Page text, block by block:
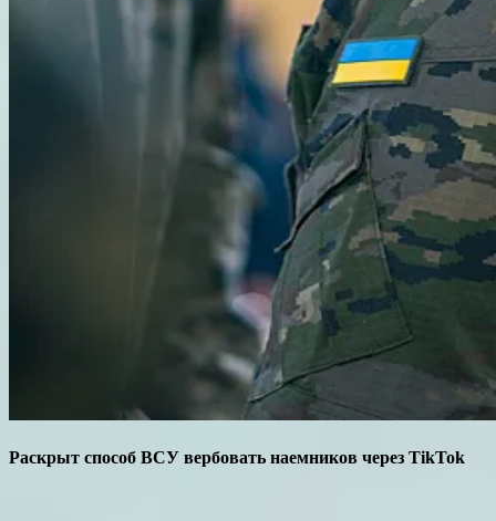
Раскрыт способ ВСУ вербовать наемников через TikTok